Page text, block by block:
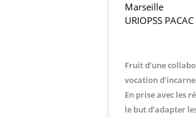
Marseille
URIOPSS PACAC
Fruit d’une
vocation
En prise avec les
le but d’adapter